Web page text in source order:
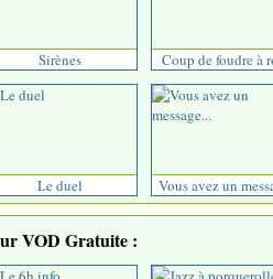
Sirènes Coup de foudre à
Le duel Vous avez un
VOD Gratuite :